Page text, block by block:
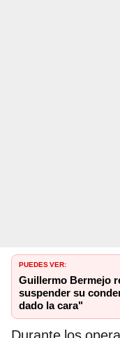
PUEDES VER:
Guillermo Bermejo
suspender su
dado la cara"